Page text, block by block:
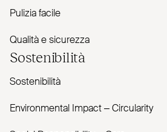
Pulizia facile
Qualità e sicurezza
Sostenibilità
Sostenibilità
Envi­ronmental Impact – Cir­cularity